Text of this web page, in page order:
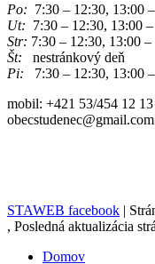
Po: 7:30 – 12:30, 13:00
Ut: 7:30 – 12:30, 13:00
Str: 7:30 – 12:30, 13:00 –
Št: nestránkový deň
Pi: 7:30 – 12:30, 13:00
mobil: +421 53/454 12 13
obecstudenec@gmail.com
STAWEB facebook |
, Posledná aktualizácia
Domov